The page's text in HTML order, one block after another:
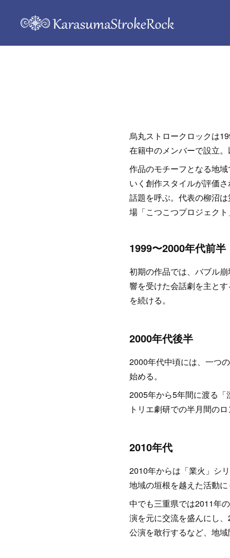
烏丸ストロークロックは
在籍中のメンバーで設立
作品のモチーフとなる地
いく創作スタイルが評価
話題を呼ぶ。代表の柳沼
場「こつこつプロジェク
1999〜2000年代前半
初期の作品では、バブル
響を受けた会話劇を主と
を続ける。
2000年代後半
2000年代中頃には、一つ
始める。
2005年から5年間に渡る
トリエ劇研での半月間の
2010年代
2010年からは「業火」シ
地域の垣根を越えた活動
中でも三重県では2011年
演を元に交流を盛んにし
公演を敢行するなど、地